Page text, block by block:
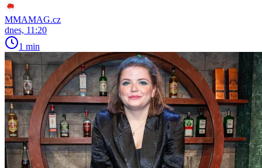
MMAMAG.cz
dnes, 11:20
1 min